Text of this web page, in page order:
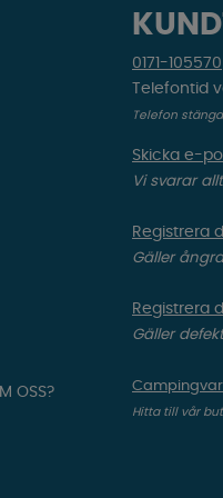
OSS?
0171-105570
Telefontid
Telefon
Skicka e-
Vi svarar
Registrera
Gäller
Registrera
Gäller
Hitta till vår